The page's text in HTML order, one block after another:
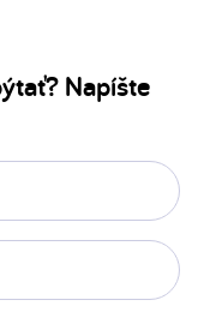
Napíšte